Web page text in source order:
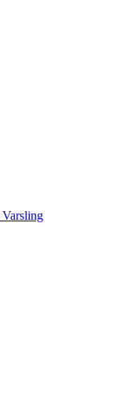
Varsling